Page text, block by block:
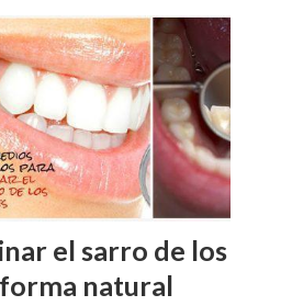
el sarro de los
natural